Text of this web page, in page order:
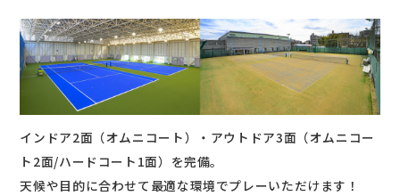
インドア2面（オムニコート）・アウトドア3面（オムニコー
ト2面/ハードコート1面）を完備。
天候や目的に合わせて最適な環境でプレーいただけます！